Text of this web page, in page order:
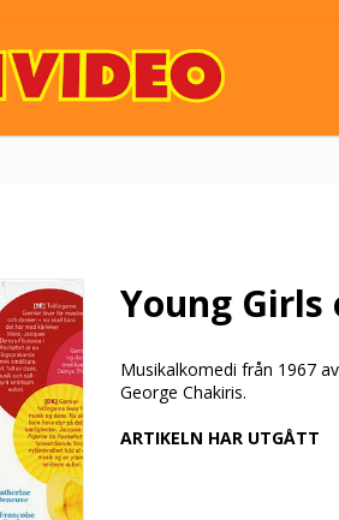
Young
Musikalkomedi från 1967
George Chakiris.
ARTIKELN HAR UTGÅTT